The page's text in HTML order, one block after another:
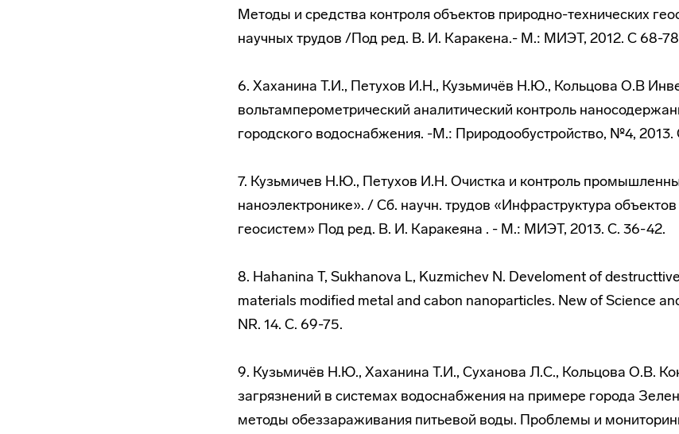
Методы и средства контроля объектов природно-технических
научных трудов /Под ред. В. И. Каракена.- М.: МИЭТ, 2012. С 68-
6. Хаханина Т.И., Петухов И.Н., Кузьмичёв Н.Ю., Кольцова О.В
вольтамперометрический аналитический контроль
городского водоснабжения. -М.: Природообустройство, №4, 2013.
7. Кузьмичев Н.Ю., Петухов И.Н. Очистка и контроль
наноэлектронике». / Сб. научн. трудов «Инфраструктура
геосистем» Под ред. В. И. Каракеяна . - М.: МИЭТ, 2013. С. 36-42.
8. Hahanina T, Sukhanova L, Kuzmichev N. Develoment of
materials modified metal and cabon nanoparticles. New of Science
NR. 14. С. 69-75.
9. Кузьмичёв Н.Ю., Хаханина Т.И., Суханова Л.С., Кольцова О.В.
загрязнений в системах водоснабжения на примере города
методы обеззараживания питьевой воды. Проблемы и